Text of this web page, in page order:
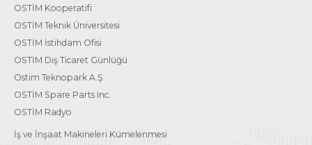
OSTİM Kooperatifi
OSTİM Teknik Üniversitesi
OSTİM İstihdam Ofisi
OSTİM Dış Ticaret Günlüğü
Ostim Teknopark A.Ş.
OSTİM Spare Parts Inc.
OSTİM Radyo
İş ve İnşaat Makineleri Kümelenmesi